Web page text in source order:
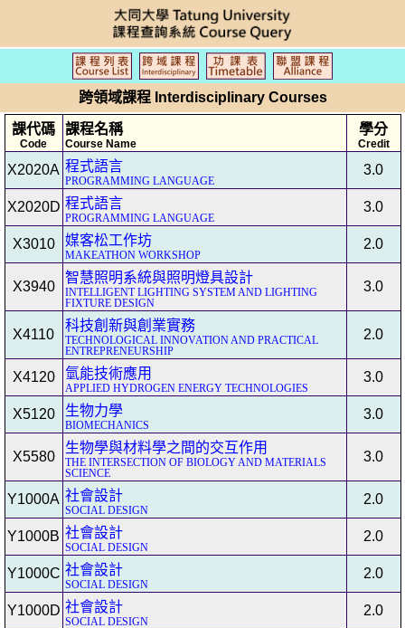
跨領域課程 Interdisciplinary Courses
課代碼
Code
課程名稱
Course Name
學分
Credit
X2020A 程式語言
PROGRAMMING LANGUAGE
3.0
X2020D 程式語言
PROGRAMMING LANGUAGE
3.0
X3010 媒客松工作坊
MAKEATHON WORKSHOP
2.0
X3940
智慧照明系統與照明燈具設計
INTELLIGENT LIGHTING SYSTEM AND LIGHTING
FIXTURE DESIGN
3.0
X4110
科技創新與創業實務
TECHNOLOGICAL INNOVATION AND PRACTICAL
ENTREPRENEURSHIP
2.0
X4120 氫能技術應用
APPLIED HYDROGEN ENERGY TECHNOLOGIES
3.0
X5120 生物力學
BIOMECHANICS
3.0
X5580
生物學與材料學之間的交互作用
THE INTERSECTION OF BIOLOGY AND MATERIALS
SCIENCE
3.0
Y1000A 社會設計
SOCIAL DESIGN
2.0
Y1000B 社會設計
SOCIAL DESIGN
2.0
Y1000C 社會設計
SOCIAL DESIGN
2.0
Y1000D 社會設計
SOCIAL DESIGN
2.0